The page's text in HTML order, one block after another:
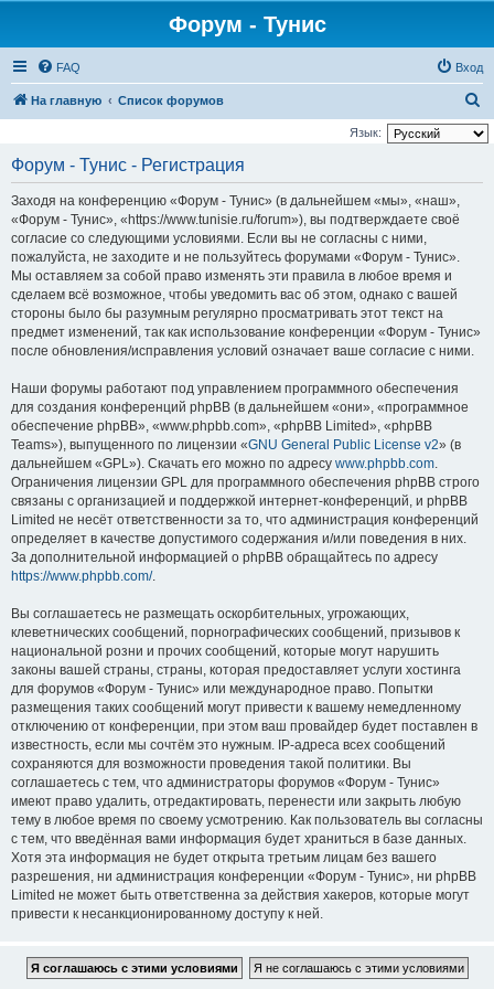
Форум - Тунис
FAQ Вход
На главную Список форумов
о
Язык:
Форум - Тунис - Регистрация
Заходя на конференцию «Форум - Тунис» (в дальнейшем «мы», «наш»,
«Форум - Тунис», «https://www.tunisie.ru/forum»), вы подтверждаете своё
согласие со следующими условиями. Если вы не согласны с ними,
пожалуйста, не заходите и не пользуйтесь форумами «Форум - Тунис».
Мы оставляем за собой право изменять эти правила в любое время и
сделаем всё возможное, чтобы уведомить вас об этом, однако с вашей
стороны было бы разумным регулярно просматривать этот текст на
предмет изменений, так как использование конференции «Форум - Тунис»
после обновления/исправления условий означает ваше согласие с ними.
Наши форумы работают под управлением программного обеспечения
для создания конференций phpBB (в дальнейшем «они», «программное
обеспечение phpBB», «www.phpbb.com», «phpBB Limited», «phpBB
Teams»), выпущенного по лицензии «GNU General Public License v2» (в
дальнейшем «GPL»). Скачать его можно по адресу www.phpbb.com.
Ограничения лицензии GPL для программного обеспечения phpBB строго
связаны с организацией и поддержкой интернет-конференций, и phpBB
Limited не несёт ответственности за то, что администрация конференций
определяет в качестве допустимого содержания и/или поведения в них.
За дополнительной информацией о phpBB обращайтесь по адресу
https://www.phpbb.com/.
Вы соглашаетесь не размещать оскорбительных, угрожающих,
клеветнических сообщений, порнографических сообщений, призывов к
национальной розни и прочих сообщений, которые могут нарушить
законы вашей страны, страны, которая предоставляет услуги хостинга
для форумов «Форум - Тунис» или международное право. Попытки
размещения таких сообщений могут привести к вашему немедленному
отключению от конференции, при этом ваш провайдер будет поставлен в
известность, если мы сочтём это нужным. IP-адреса всех сообщений
сохраняются для возможности проведения такой политики. Вы
соглашаетесь с тем, что администраторы форумов «Форум - Тунис»
имеют право удалить, отредактировать, перенести или закрыть любую
тему в любое время по своему усмотрению. Как пользователь вы согласны
с тем, что введённая вами информация будет храниться в базе данных.
Хотя эта информация не будет открыта третьим лицам без вашего
разрешения, ни администрация конференции «Форум - Тунис», ни phpBB
Limited не может быть ответственна за действия хакеров, которые могут
привести к несанкционированному доступу к ней.